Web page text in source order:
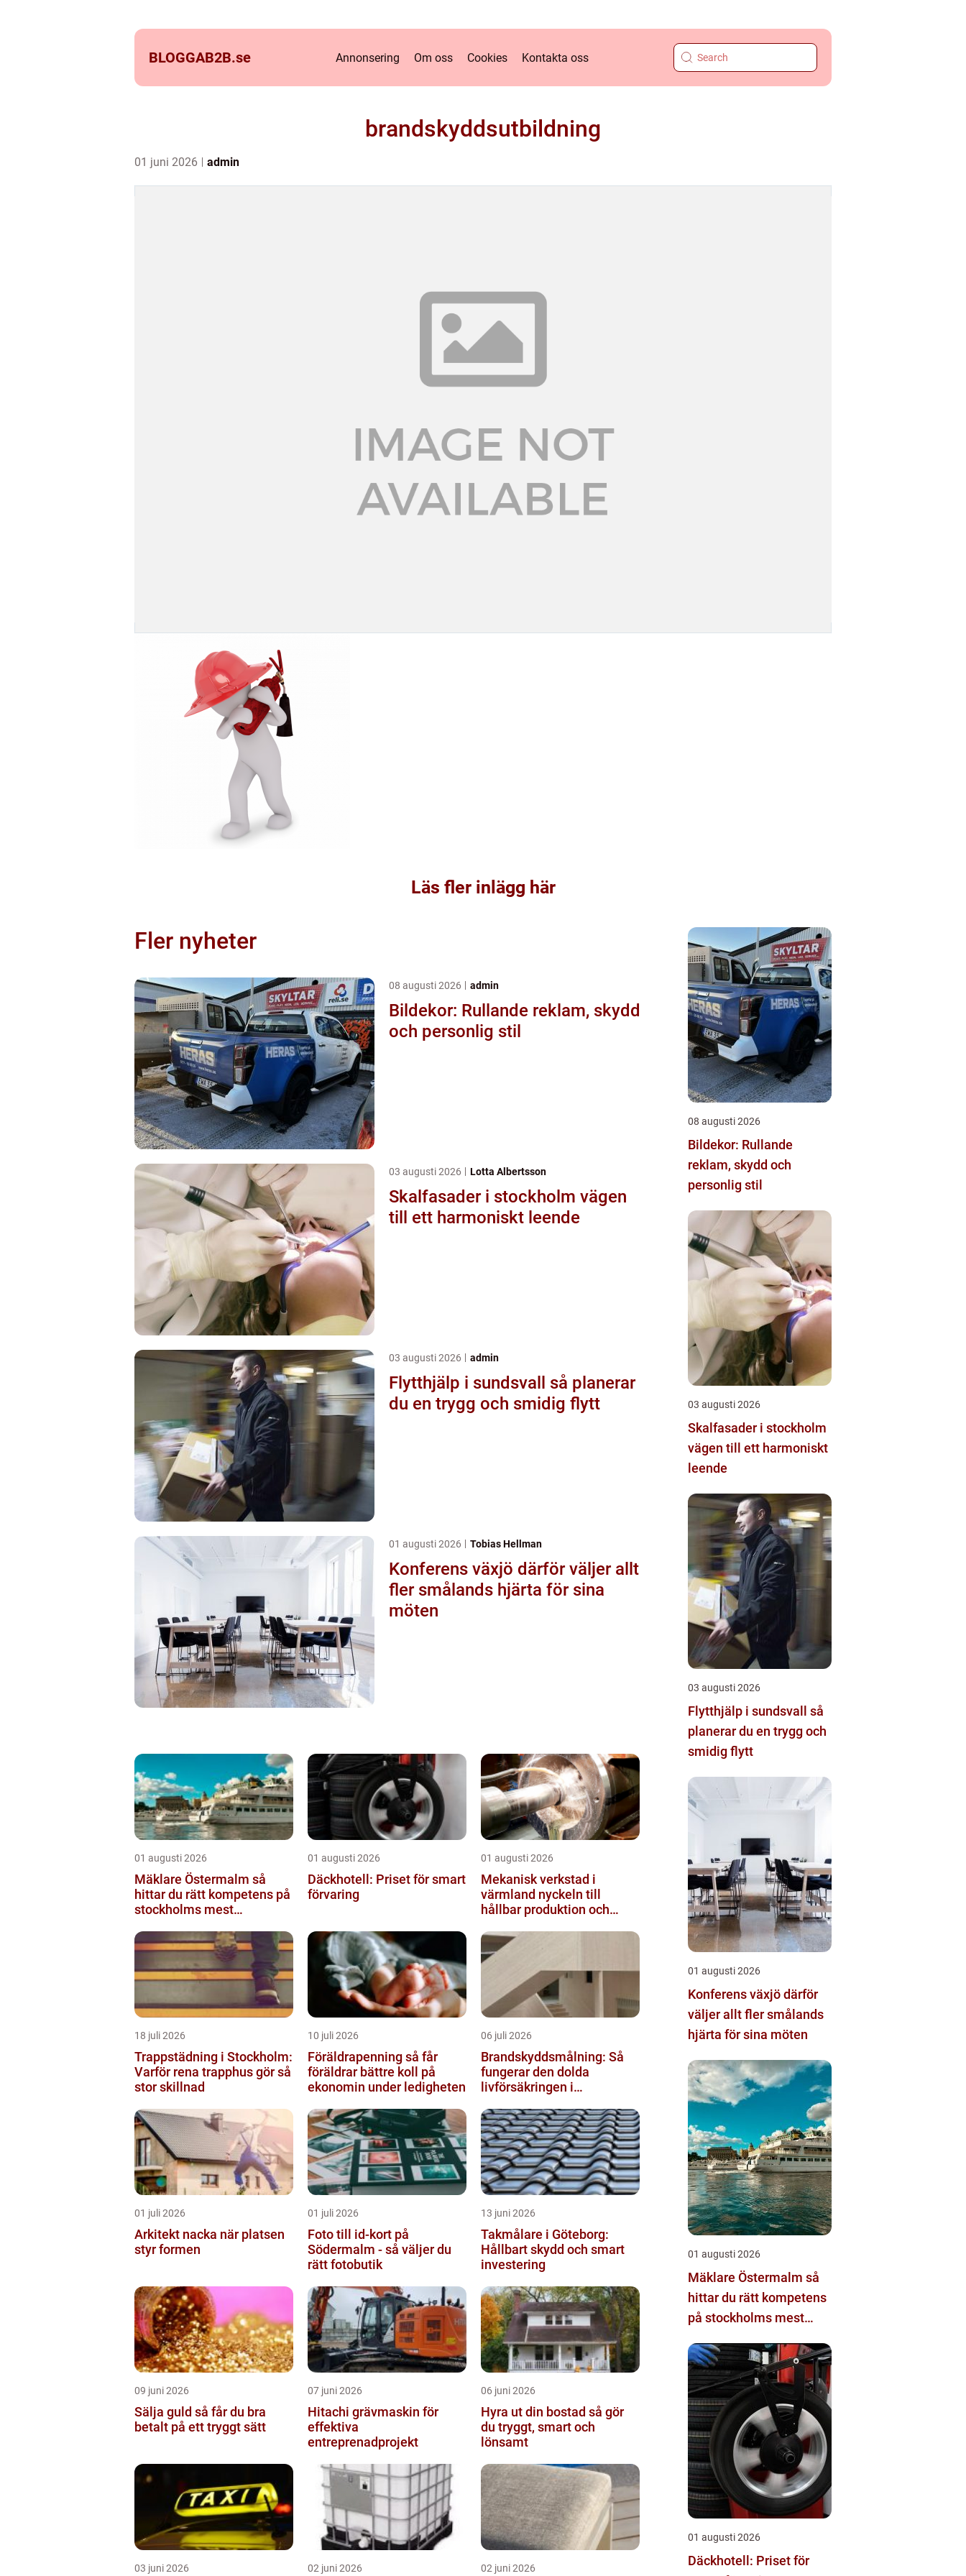
BLOGGAB2B.se Annonsering Om oss Cookies Kontakta oss
brandskyddsutbildning
01 juni 2026 admin
Läs fler inlägg här
Fler nyheter
08 augusti 2026 admin
Bildekor: Rullande reklam, skydd
och personlig stil
03 augusti 2026 Lotta Albertsson
Skalfasader i stockholm vägen
till ett harmoniskt leende
03 augusti 2026 admin
Flytthjälp i sundsvall så planerar
du en trygg och smidig flytt
01 augusti 2026 Tobias Hellman
Konferens växjö därför väljer allt
fler smålands hjärta för sina
möten
01 augusti 2026
Mäklare Östermalm så
hittar du rätt kompetens på
stockholms mest
01 augusti 2026
Däckhotell: Priset för smart
förvaring
01 augusti 2026
Mekanisk verkstad i
värmland nyckeln till
hållbar produktion och
18 juli 2026
Trappstädning i Stockholm:
Varför rena trapphus gör så
stor skillnad
10 juli 2026
Föräldrapenning så får
föräldrar bättre koll på
ekonomin under ledigheten
06 juli 2026
Brandskyddsmålning: Så
fungerar den dolda
livförsäkringen i
01 juli 2026
Arkitekt nacka när platsen
styr formen
01 juli 2026
Foto till id-kort på
Södermalm - så väljer du
rätt fotobutik
13 juni 2026
Takmålare i Göteborg:
Hållbart skydd och smart
investering
09 juni 2026
Sälja guld så får du bra
betalt på ett tryggt sätt
07 juni 2026
Hitachi grävmaskin för
effektiva
entreprenadprojekt
06 juni 2026
Hyra ut din bostad så gör
du tryggt, smart och
lönsamt
03 juni 2026 02 juni 2026 02 juni 2026
08 augusti 2026
Bildekor: Rullande
reklam, skydd och
personlig stil
03 augusti 2026
Skalfasader i stockholm
vägen till ett harmoniskt
leende
03 augusti 2026
Flytthjälp i sundsvall så
planerar du en trygg och
smidig flytt
01 augusti 2026
Konferens växjö därför
väljer allt fler smålands
hjärta för sina möten
01 augusti 2026
Mäklare Östermalm så
hittar du rätt kompetens
på stockholms mest
01 augusti 2026
Däckhotell: Priset för